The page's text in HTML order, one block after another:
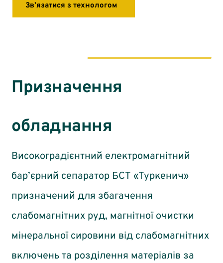
Зв’язатися з технологом
Призначення
обладнання
Високоградієнтний електромагнітний
бар’єрний сепаратор БСТ «Туркенич»
призначений для збагачення
слабомагнітних руд, магнітної очистки
мінеральної сировини від слабомагнітних
включень та розділення матеріалів за